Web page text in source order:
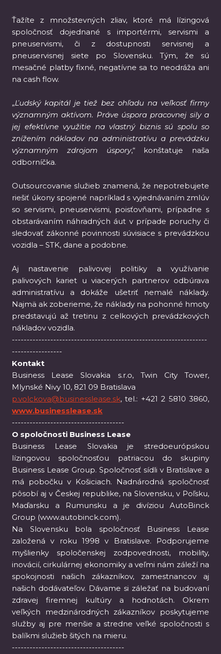
Ťažíte z množstevných zliav, ktoré má lízingová
spoločnosť dojednané s importérmi, servismi a
pneuservismi, či z dostupnosti servisnej a
pneuservisnej siete po Slovensku. Tým, že sú
mesačné platby fixné, negatívne sa to neodráža ani
na cash flow.
„Ľudský kapitál je tiež bez ohľadu na veľkosť firmy
významným aktívom. Práve úspora pracovnej sily a
jej efektívne využitie na vlastný biznis sú spolu so
znížením nákladov na administratívu a prevádzku
významným zdrojom úspory,“ konštatuje naša
odborníčka.
Outsourcovanie služieb znamená, že nepotrebujete
riešiť úkony spojené napríklad s vyjednávaním zmlúv
so servismi, pneuservismi, poisťovňami, prípadne s
obstarávaním náhradných áut v prípade poruchy či
sledovať zákonné povinnosti súvisiace s prevádzkou
vozidla – STK, dane a podobne.
Aj nastavenie palivovej politiky a využívanie
palivových kariet u viacerých partnerov odbúrava
administratívu a dokáže ušetriť nemalé náklady.
Najmä ak zoberieme, že náklady na pohonné hmoty
predstavujú až tretinu z celkových prevádzkových
nákladov vozidla.
------------------------------------------------------------------
-----------------
Kontakt
Business Lease Slovakia s.r.o, Twin City Tower,
Mlynské Nivy 10, 821 09 Bratislava
p.volckova@businesslease.sk, tel.: +421 2 5810 3860,
www.businesslease.sk
--------------------------------------
O spoločnosti Business Lease
Business Lease Slovakia je stredoeurópskou
lízingovou spoločnosťou patriacou do skupiny
Business Lease Group. Spoločnosť sídli v Bratislave a
má pobočku v Košiciach. Nadnárodná spoločnosť
pôsobí aj v Českej republike, na Slovensku, v Poľsku,
Maďarsku a Rumunsku a je divíziou AutoBinck
Group (www.autobinck.com).
Na Slovensku bola spoločnosť Business Lease
založená v roku 1998 v Bratislave. Podporujeme
myšlienky spoločenskej zodpovednosti, mobility,
inovácií, cirkulárnej ekonomiky a veľmi nám záleží na
spokojnosti našich zákazníkov, zamestnancov aj
našich dodávateľov. Dávame si záležať na budovaní
zdravej firemnej kultúry a hodnotách. Okrem
veľkých medzinárodných zákazníkov poskytujeme
služby aj pre menšie a stredne veľké spoločnosti s
balíkmi služieb šitých na mieru.
--------------------------------------